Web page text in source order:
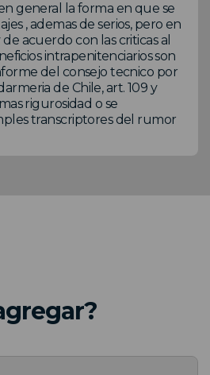
general la forma en que se
, ademas de serios, pero en
acuerdo con las criticas al
intrapenitenciarios son
del consejo tecnico por
de Chile, art. 109 y
rigurosidad o se
transcriptores del rumor